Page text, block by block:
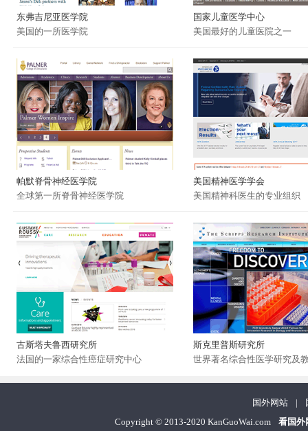
东弗吉尼亚医学院
美国的一所医学院
国家儿童医学中心
美国最好的儿童医院之一
帕默脊骨神经医学院
全球第一所脊骨神经医学院
美国精神医学学会
美国精神科医生的专业组织
古斯塔夫鲁西研究所
法国的一家综合性癌症研究中心
斯克里普斯研究所
世界著名综合性医学研究及
国外网站 |
Copyright ©2013-2020 KanGuoWai.com 看国外